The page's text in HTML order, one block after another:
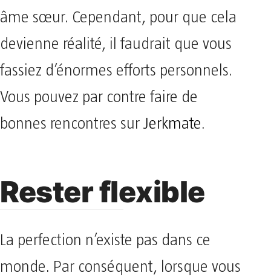
âme sœur. Cependant, pour que cela
devienne réalité, il faudrait que vous
fassiez d’énormes efforts personnels.
Vous pouvez par contre faire de
bonnes rencontres sur Jerkmate.
Rester flexible
La perfection n’existe pas dans ce
monde. Par conséquent, lorsque vous